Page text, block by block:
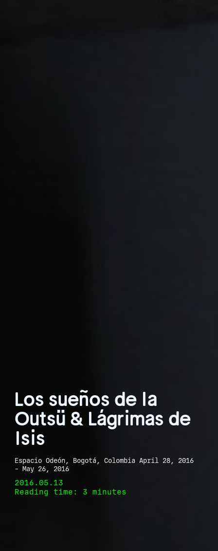
Los sueños de la
Outsü & Lágrimas de
Isis
Espacio Odeón, Bogotá, Colombia April 28, 2016
- May 26, 2016
2016.05.13
Reading time: 3 minutes